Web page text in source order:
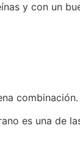
y con un
combinación.
es una de